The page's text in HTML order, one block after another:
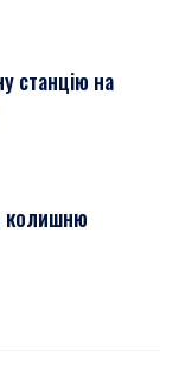
станцію на
колишню